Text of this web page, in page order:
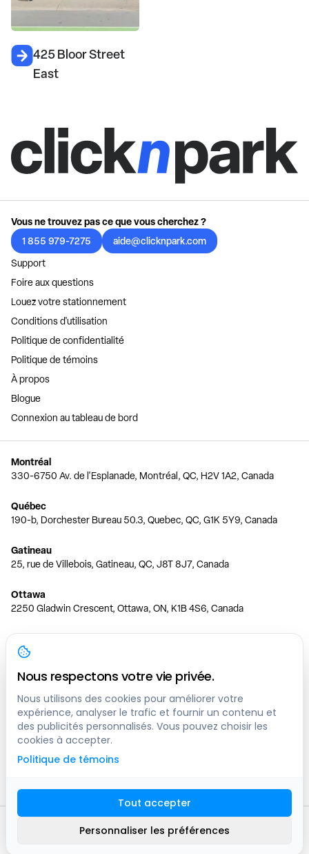
425 Bloor Street
East
Vous ne trouvez pas ce que vous cherchez ?
1 855 979-7275
aide@clicknpark.com
Support
Foire aux questions
Louez votre stationnement
Conditions d'utilisation
Politique de confidentialité
Politique de témoins
À propos
Blogue
Connexion au tableau de bord
Montréal
330-6750 Av. de l'Esplanade, Montréal, QC, H2V 1A2, Canada
Québec
190-b, Dorchester Bureau 50.3, Quebec, QC, G1K 5Y9, Canada
Gatineau
25, rue de Villebois, Gatineau, QC, J8T 8J7, Canada
Ottawa
2250 Gladwin Crescent, Ottawa, ON, K1B 4S6, Canada
Toronto
150 Ferrand Dr, 6th Floor, Toronto, ON, M3C 3E5, Canada
Vancouver
1200 W 73rd Ave #1415, Vancouver, BC, V6P 6G5, Canada
Calgary
444 5 Ave SW #400 Calgary, AB, T2P 2T8, Canada
2016 -2026
Plan du site
Nous respectons votre vie privée.
Nous utilisons des cookies pour améliorer votre
expérience, analyser le trafic et fournir un contenu et
des publicités personnalisés. Vous pouvez choisir les
cookies à accepter.
Politique de témoins
Tout accepter
Personnaliser les préférences